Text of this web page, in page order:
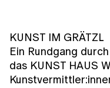
KUNST IM GRÄTZL
Ein Rundgang
das KUNST HAUS